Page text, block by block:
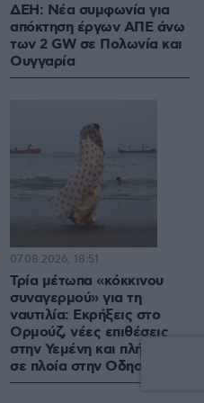
ΔΕΗ: Νέα συμφωνία για
απόκτηση έργων ΑΠΕ άνω
των 2 GW σε Πολωνία και
Ουγγαρία
Τρία μέτωπα «κόκκινου
συναγερμού» για τη
ναυτιλία: Εκρήξεις στο
Ορμούζ, νέες επιθέσεις
στην Υεμένη και πλήγματα
σε πλοία στην Οδησσό
07.08.2026, 18:51